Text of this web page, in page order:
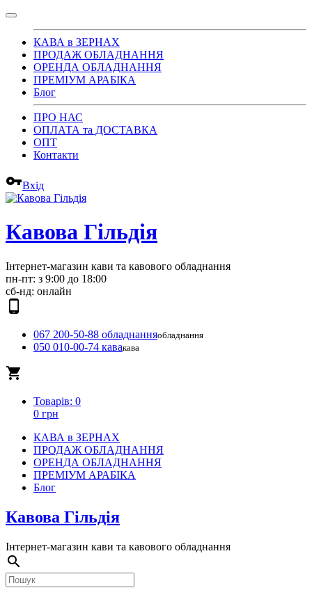
КАВА в ЗЕРНАХ
ПРОДАЖ ОБЛАДНАННЯ
ОРЕНДА ОБЛАДНАННЯ
ПРЕМІУМ АРАБІКА
Блог
ПРО НАС
ОПЛАТА та ДОСТАВКА
ОПТ
Контакти
vpn_keyВхід
Кавова Гільдія
Інтернет-магазин кави та кавового обладнання
пн-пт: з 9:00 до 18:00
сб-нд: онлайн
phone_android
067 200-50-88 обладнанняобладнання
050 010-00-74 кавакава
local_grocery_store
Товарів: 0
0 грн
КАВА в ЗЕРНАХ
ПРОДАЖ ОБЛАДНАННЯ
ОРЕНДА ОБЛАДНАННЯ
ПРЕМІУМ АРАБІКА
Блог
Кавова Гільдія
Інтернет-магазин кави та кавового обладнання
search